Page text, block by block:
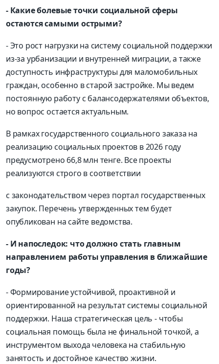
- Какие болевые точки социальной сферы
остаются самыми острыми?
- Это рост нагрузки на систему социальной поддержки
из-за урбанизации и внутренней миграции, а также
доступность инфраструктуры для маломобильных
граждан, особенно в старой застройке. Мы ведем
постоянную работу с балансодержателями объектов,
но вопрос остается актуальным.
В рамках государственного социального заказа на
реализацию социальных проектов в 2026 году
предусмотрено 66,8 млн тенге. Все проекты
реализуются строго в соответствии
с законодательством через портал государственных
закупок. Перечень утвержденных тем будет
опубликован на сайте ведомства.
- И напоследок: что должно стать главным
направлением работы управления в ближайшие
годы?
- Формирование устойчивой, проактивной и
ориентированной на результат системы социальной
поддержки. Наша стратегическая цель - чтобы
социальная помощь была не финальной точкой, а
инструментом выхода человека на стабильную
занятость и достойное качество жизни.